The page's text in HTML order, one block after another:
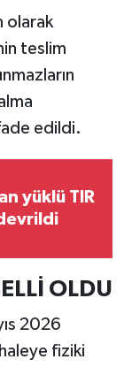
olarak
teslim
edildi.
yüklü TIR
OLDU
2026
fiziki